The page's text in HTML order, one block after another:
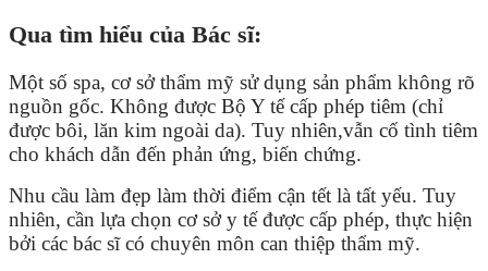
Qua tìm hiểu của Bác sĩ:
Một số spa, cơ sở thẩm mỹ sử dụng sản phẩm không rõ
nguồn gốc. Không được Bộ Y tế cấp phép tiêm (chỉ
được bôi, lăn kim ngoài da). Tuy nhiên,vẫn cố tình tiêm
cho khách dẫn đến phản ứng, biến chứng.
Nhu cầu làm đẹp làm thời điểm cận tết là tất yếu. Tuy
nhiên, cần lựa chọn cơ sở y tế được cấp phép, thực hiện
bởi các bác sĩ có chuyên môn can thiệp thẩm mỹ.